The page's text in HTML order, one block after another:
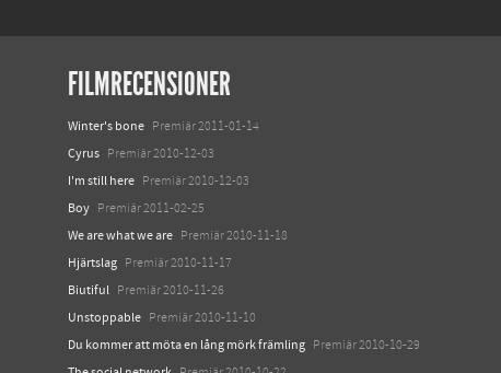
FILMRECENSIONER
Winter's bone Premiär 2011-01-14
Cyrus Premiär 2010-12-03
I'm still here Premiär 2010-12-03
Boy Premiär 2011-02-25
We are what we are Premiär 2010-11-18
Hjärtslag Premiär 2010-11-17
Biutiful Premiär 2010-11-26
Unstoppable Premiär 2010-11-10
Du kommer att möta en lång mörk främling Premiär 2010-10-29